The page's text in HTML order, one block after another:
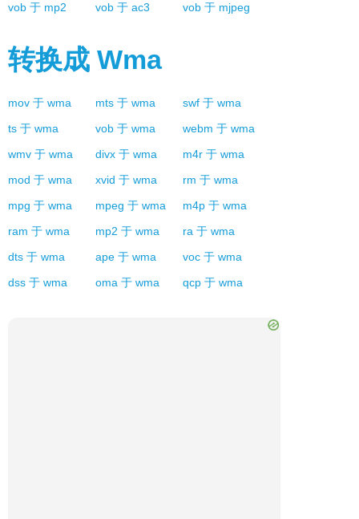
vob 于 mp2 vob 于 ac3 vob 于 mjpeg
转换成 Wma
mov 于 wma mts 于 wma swf 于 wma
ts 于 wma vob 于 wma webm 于 wma
wmv 于 wma divx 于 wma m4r 于 wma
mod 于 wma xvid 于 wma rm 于 wma
mpg 于 wma mpeg 于 wma m4p 于 wma
ram 于 wma mp2 于 wma ra 于 wma
dts 于 wma ape 于 wma voc 于 wma
dss 于 wma oma 于 wma qcp 于 wma